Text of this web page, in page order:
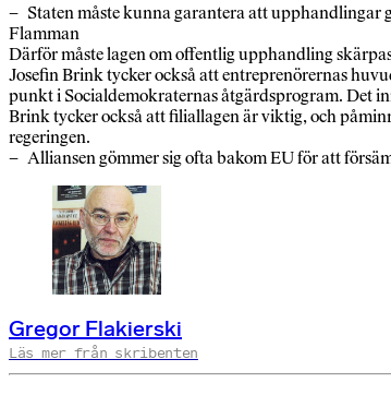
– Staten måste kunna garantera att upphandlingar
Flamman
Därför måste lagen om offentlig upphandling
Josefin Brink tycker också att entreprenörernas
punkt i Socialdemokraternas åtgärdsprogram. Det
Brink tycker också att filiallagen är viktig, och
regeringen.
– Alliansen gömmer sig ofta bakom EU för att
Gregor Flakierski
Läs mer från skribenten